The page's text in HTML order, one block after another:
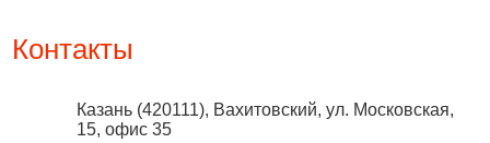
Контакты
Казань (420111), Вахитовский, ул. Московская,
15, офис 35